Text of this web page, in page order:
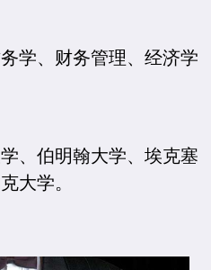
学、财务管理、经济学
、伯明翰大学、埃克塞
大学。